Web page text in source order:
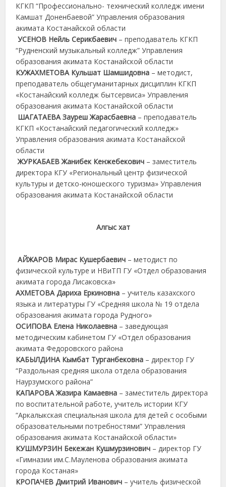
КГКП “Профессионально- технический колледж имени
Камшат Доненбаевой” Управления образования
акимата Костанайской области
УСЕНОВ Нейль Серикбаевич – преподаватель КГКП
“Рудненский музыкальный колледж” Управления
образования акимата Костанайской области
КУЖАХМЕТОВА Кульшат Шамшидовна – методист,
преподаватель общегуманитарных дисциплин КГКП
«Костанайский колледж бытсервиса» Управления
образования акимата Костанайской области
ШАГАТАЕВА Зауреш Жарасбаевна – преподаватель
КГКП «Костанайский педагогический колледж»
Управления образования акимата Костанайской
области
ЖУРКАБАЕВ Жанибек Кенжебекович – заместитель
директора КГУ «Региональный центр физической
культуры и детско-юношеского туризма» Управления
образования акимата Костанайской области
Алгыс хат
АЙЖАРОВ Мирас Кушербаевич – методист по
физической культуре и НВиТП ГУ «Отдел образования
акимата города Лисаковска»
АХМЕТОВА Дариха Еркиновна – учитель казахского
языка и литературы ГУ «Средняя школа № 19 отдела
образования акимата города Рудного»
ОСИПОВА Елена Николаевна – заведующая
методическим кабинетом ГУ «Отдел образования
акимата Федоровского района
КАБЫЛДИНА Кымбат Турганбековна – директор ГУ
“Раздольная средняя школа отдела образования
Наурзумского района”
КАПАРОВА Жазира Камаевна – заместитель директора
по воспитательной работе, учитель истории КГУ
“Аркалыкская специальная школа для детей с особыми
образовательными потребностями” Управления
образования акимата Костанайской области»
КУШМУРЗИН Бекежан Кушмурзинович – директор ГУ
«Гимназии им.С.Мауленова образования акимата
города Костаная»
КРОПАЧЕВ Дмитрий Иванович – учитель физической